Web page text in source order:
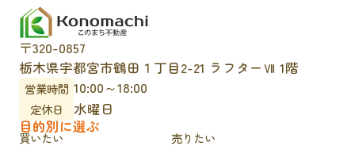
〒320-0857
栃木県宇都宮市鶴田１丁目2-21 ラフターⅦ 1階
営業時間 10:00～18:00
定休日
水曜日
目的別に選ぶ
買いたい 売りたい